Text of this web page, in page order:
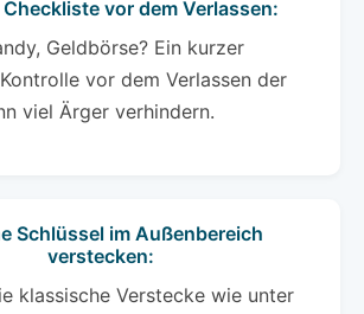
Checkliste vor dem Verlassen:
Geldbörse? Ein kurzer
vor dem Verlassen der
viel Ärger verhindern.
Schlüssel im Außenbereich
verstecken:
klassische Verstecke wie unter